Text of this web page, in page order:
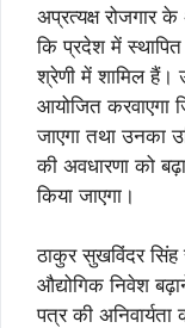
अप्रत्यक्ष रोजगार
कि प्रदेश में
श्रेणी में शामिल हैं।
आयोजित करवाएगा
जाएगा तथा उनका
की अवधारणा को
किया जाएगा।
ठाकुर सुखविंदर
औद्योगिक निवेश
पत्र की